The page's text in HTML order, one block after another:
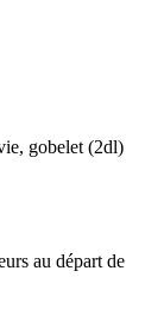
gobelet (2dl)
au départ de